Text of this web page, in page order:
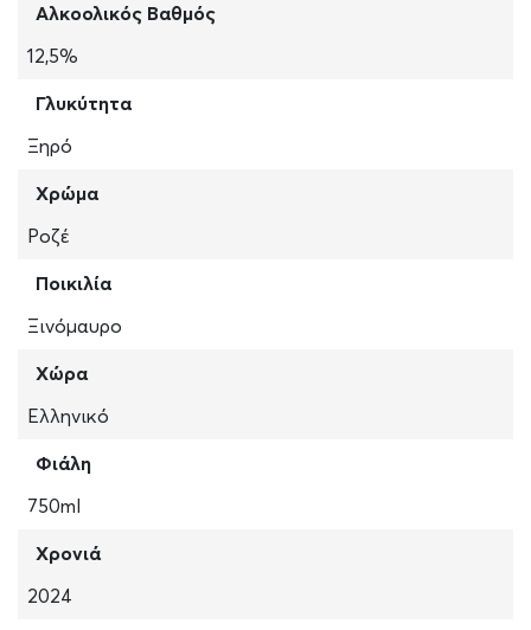
Αλκοολικός Βαθμός
12,5%
Γλυκύτητα
Ξηρό
Χρώμα
Ροζέ
Ποικιλία
Ξινόμαυρο
Χώρα
Ελληνικό
Φιάλη
750ml
Χρονιά
2024